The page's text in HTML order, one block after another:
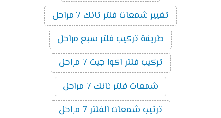
تغيير شمعات فلتر تانك 7 مراحل
طريقة تركيب فلتر سبع مراحل
تركيب فلتر اكوا جيت 7 مراحل
شمعات فلتر تانك 7 مراحل
ترتيب شمعات الفلتر 7 مراحل